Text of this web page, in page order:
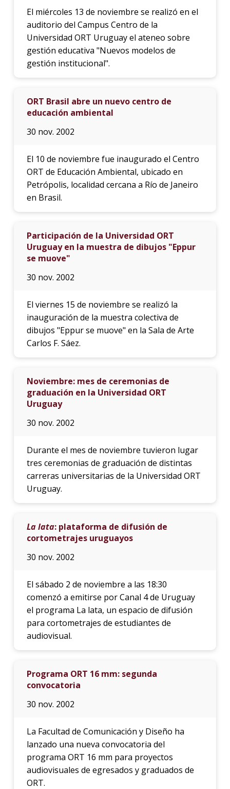
El miércoles 13 de noviembre se realizó en el
auditorio del Campus Centro de la
Universidad ORT Uruguay el ateneo sobre
gestión educativa "Nuevos modelos de
gestión institucional".
ORT Brasil abre un nuevo centro de
educación ambiental
30 nov. 2002
El 10 de noviembre fue inaugurado el Centro
ORT de Educación Ambiental, ubicado en
Petrópolis, localidad cercana a Río de Janeiro
en Brasil.
Participación de la Universidad ORT
Uruguay en la muestra de dibujos "Eppur
se muove"
30 nov. 2002
El viernes 15 de noviembre se realizó la
inauguración de la muestra colectiva de
dibujos "Eppur se muove" en la Sala de Arte
Carlos F. Sáez.
Noviembre: mes de ceremonias de
graduación en la Universidad ORT
Uruguay
30 nov. 2002
Durante el mes de noviembre tuvieron lugar
tres ceremonias de graduación de distintas
carreras universitarias de la Universidad ORT
Uruguay.
La lata: plataforma de difusión de
cortometrajes uruguayos
30 nov. 2002
El sábado 2 de noviembre a las 18:30
comenzó a emitirse por Canal 4 de Uruguay
el programa La lata, un espacio de difusión
para cortometrajes de estudiantes de
audiovisual.
Programa ORT 16 mm: segunda
convocatoria
30 nov. 2002
La Facultad de Comunicación y Diseño ha
lanzado una nueva convocatoria del
programa ORT 16 mm para proyectos
audiovisuales de egresados y graduados de
ORT.